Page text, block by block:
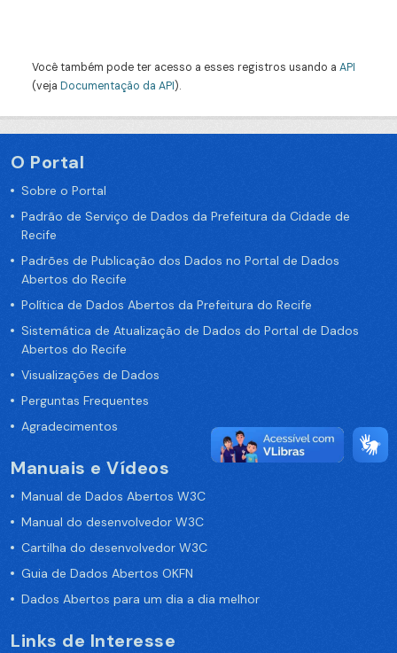
Você também pode ter acesso a esses registros usando a API
(veja Documentação da API).
O Portal
Sobre o Portal
Padrão de Serviço de Dados da Prefeitura da Cidade de
Recife
Padrões de Publicação dos Dados no Portal de Dados
Abertos do Recife
Política de Dados Abertos da Prefeitura do Recife
Sistemática de Atualização de Dados do Portal de Dados
Abertos do Recife
Visualizações de Dados
Perguntas Frequentes
Agradecimentos
Manuais e Vídeos
Manual de Dados Abertos W3C
Manual do desenvolvedor W3C
Cartilha do desenvolvedor W3C
Guia de Dados Abertos OKFN
Dados Abertos para um dia a dia melhor
Links de Interesse